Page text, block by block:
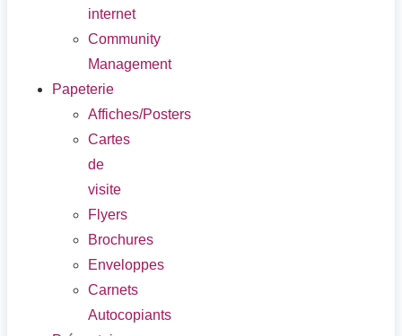
internet
Community
Management
Papeterie
Affiches/Posters
Cartes
de
visite
Flyers
Brochures
Enveloppes
Carnets
Autocopiants